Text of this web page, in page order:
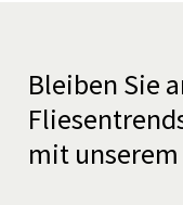
Bleiben Sie
mit